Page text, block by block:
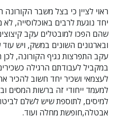
ראוי לציין כי בצל משבר
יחד נוגעת לרבים באוכלוסייה,
שהם הפכו למובטלים עקב
ובארגונים השונים במשק, ויש
עקב התפרצות נגיף הקורונה,
במקביל לעבודתם הרגילה
לעצמאי ושכיר יחד חשוב להכיר
למעמד ייחודי זה ברשות המסים
למיסים, לתוספת שיש לשלם
אבטלה,חופשת מחלה ועוד.